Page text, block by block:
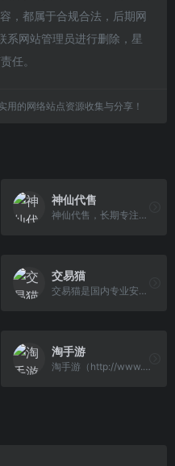
，都属于合规合法，后期网
系网站管理员进行删除，星
任。
的网络站点资源收集与分享！
神仙代售
神仙代售，长期专注于账号交易多年，具有完整的交易流程以及处理找回售后的经验，旨在打造最安全账号交易平台。
交易猫
交易猫是国内专业安全的手游交易平台，提供网游交易、账号估值、淘手游账号、装备道具交易、买号卖号、游戏代练、苹果代充值、游戏充值、首充号等服务，手游交易就上交易猫官网！
淘手游
淘手游（http://www.taoshouyou.com/）专业的手游交易平台：提供有性价比的游戏账号、首充号、金币、装备、道具、手游代充等服务，自由买卖，担保寄售交易，安全便捷！淘手游交易平台。